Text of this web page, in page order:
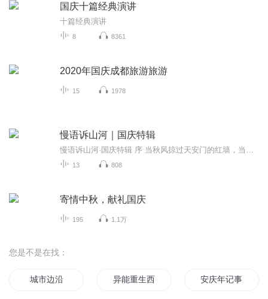
国庆十篇经典演讲
十篇经典演讲
8 8361
2020年国庆成都旅游旅游
15 1978
慢语诉山河｜国庆特辑
13 808
寄情中秋，献礼国庆
195 1.1万
您是不是在找：
城市边沿 异能重生西门庆 安庆年记事